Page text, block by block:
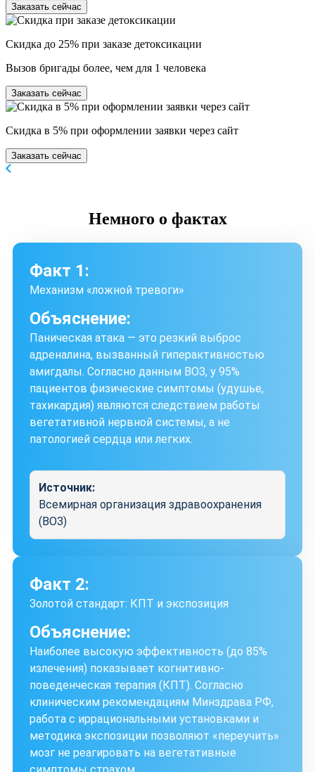
Заказать сейчас
Скидка до 25% при заказе детоксикации
Вызов бригады более, чем для 1 человека
Заказать сейчас
Скидка в 5% при оформлении заявки через сайт
Заказать сейчас
Немного о фактах
Факт 1:
Механизм «ложной тревоги»
Объяснение:
Паническая атака — это резкий выброс
адреналина, вызванный гиперактивностью
амигдалы. Согласно данным ВОЗ, у 95%
пациентов физические симптомы (удушье,
тахикардия) являются следствием работы
вегетативной нервной системы, а не
патологией сердца или легких.
Источник:
Всемирная организация здравоохранения
(ВОЗ)
Факт 2:
Золотой стандарт: КПТ и экспозиция
Объяснение:
Наиболее высокую эффективность (до 85%
излечения) показывает когнитивно-
поведенческая терапия (КПТ). Согласно
клиническим рекомендациям Минздрава РФ,
работа с иррациональными установками и
методика экспозиции позволяют «переучить»
мозг не реагировать на вегетативные
симптомы страхом.